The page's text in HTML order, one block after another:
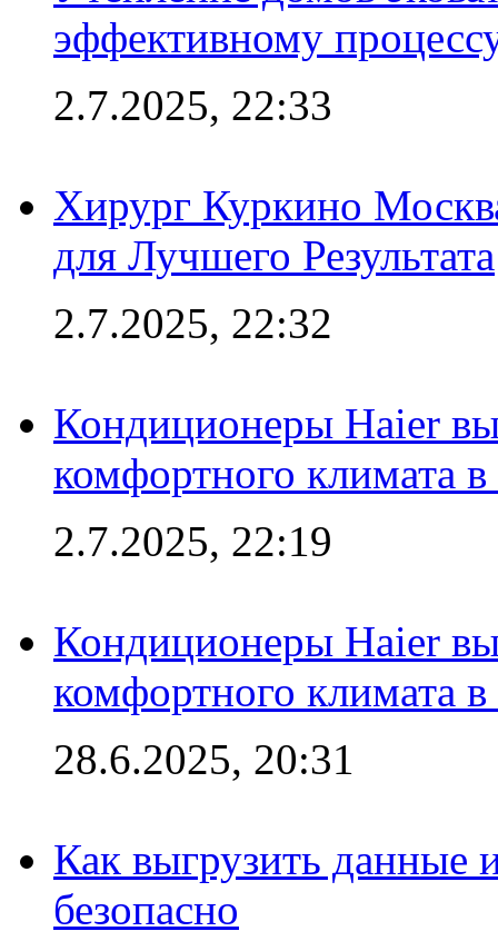
эффективному
2.7.2025, 22:33
Хирург Куркино
для Лучшего Результата
2.7.2025, 22:32
Кондиционеры Haier
комфортного климата
2.7.2025, 22:19
Кондиционеры Haier
комфортного климата
28.6.2025, 20:31
Как выгрузить данные
безопасно